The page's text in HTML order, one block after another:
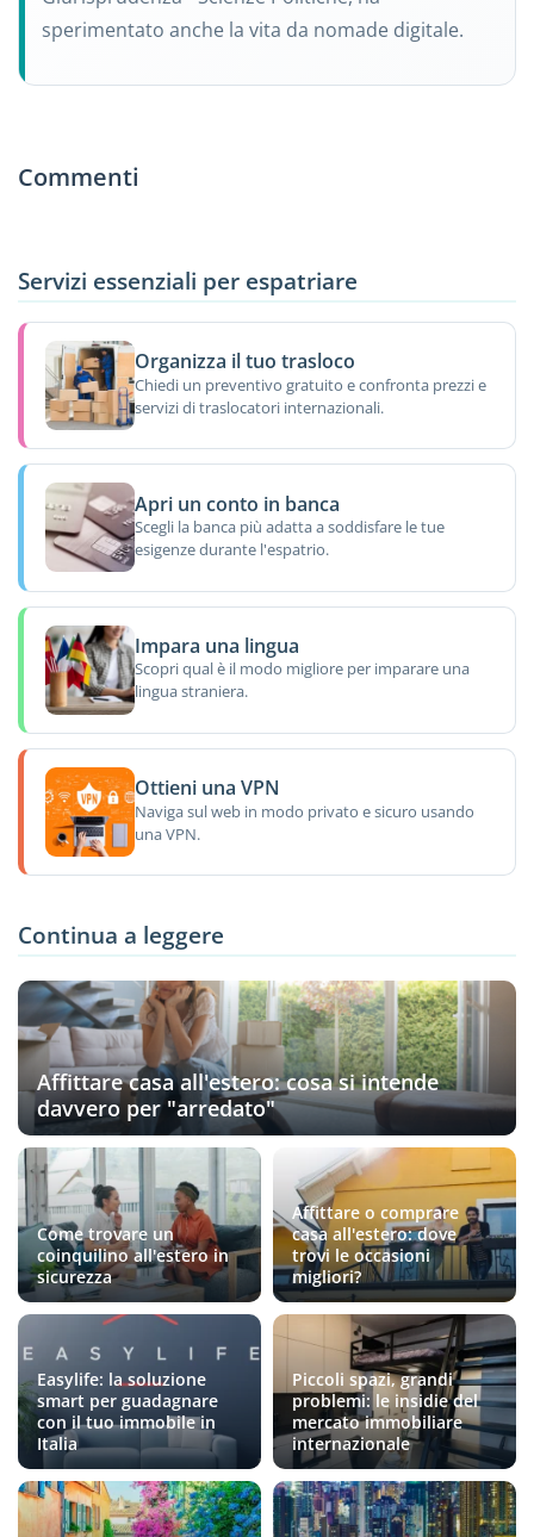
sperimentato anche la vita da nomade digitale.
Commenti
Servizi essenziali per espatriare
Organizza il tuo trasloco
Chiedi un preventivo gratuito e confronta prezzi e
servizi di traslocatori internazionali.
Apri un conto in banca
Scegli la banca più adatta a soddisfare le tue
esigenze durante l'espatrio.
Impara una lingua
Scopri qual è il modo migliore per imparare una
lingua straniera.
Ottieni una VPN
Naviga sul web in modo privato e sicuro usando
una VPN.
Continua a leggere
Affittare casa all'estero: cosa si intende
davvero per "arredato"
Come trovare un
coinquilino all'estero in
sicurezza
Affittare o comprare
casa all'estero: dove
trovi le occasioni
migliori?
Easylife: la soluzione
smart per guadagnare
con il tuo immobile in
Italia
Piccoli spazi, grandi
problemi: le insidie del
mercato immobiliare
internazionale